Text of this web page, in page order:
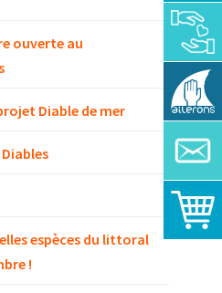
ouverte au
Diable de mer
Diables
espèces du littoral
!